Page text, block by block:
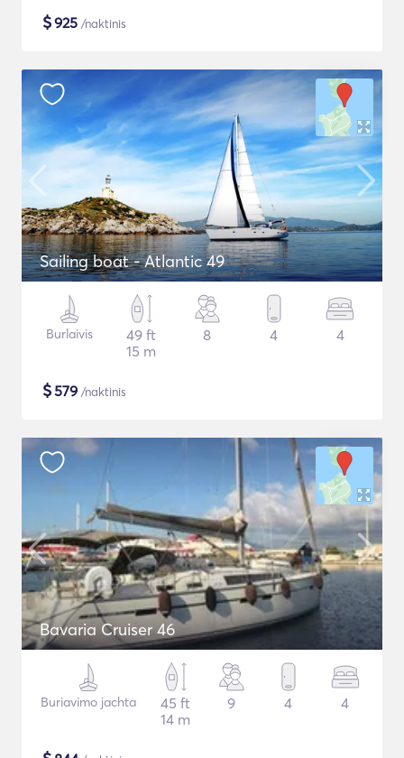
$925 /naktinis
Sailing boat - Atlantic 49
Burlaivis
49 ft
15 m
8 4 4
$579 /naktinis
Bavaria Cruiser 46
Buriavimo jachta
45 ft
14 m
9 4 4